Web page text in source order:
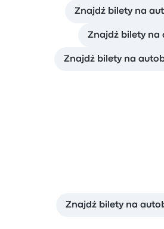
Znajdź bilety na
Znajdź bilety na
Znajdź bilety na
Znajdź bilety na